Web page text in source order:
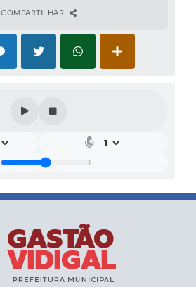
COMPARTILHAR